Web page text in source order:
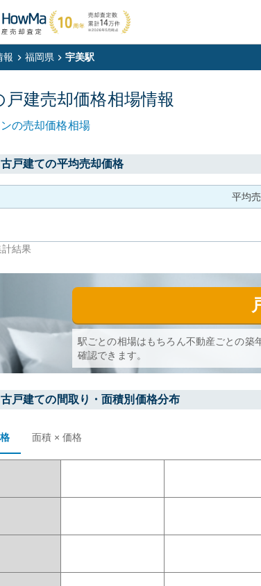
報 福岡県 宇美駅
戸建売却価格相場情報
の売却価格相場
戸建ての平均売却価格
平均
結果
駅ごとの相場はもちろん不動産ごとの築
確認できます。
戸建ての間取り・面積別価格分布
面積 × 価格